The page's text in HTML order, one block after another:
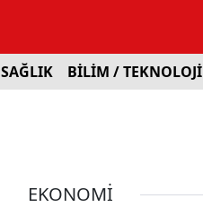
SAĞLIK BİLİM / TEKNOLOJİ
EKONOMİ